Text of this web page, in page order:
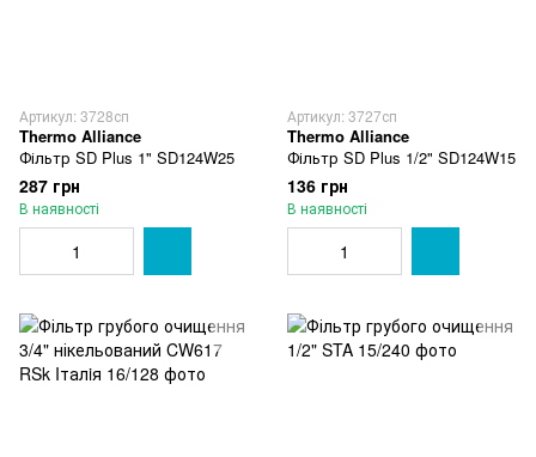
Артикул: 3728сп
Thermo Alliance
Фільтр SD Plus 1" SD124W25
287 грн
В наявності
Артикул: 3727сп
Thermo Alliance
Фільтр SD Plus 1/2" SD124W15
136 грн
В наявності